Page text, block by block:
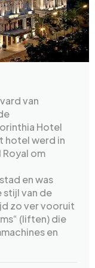
van
Hotel
hotel werd in
om
en was
stijl van de
zo ver vooruit
(liften) die
en